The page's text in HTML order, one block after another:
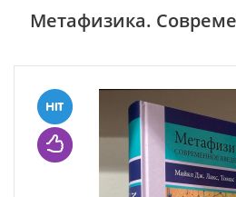
Метафизика.